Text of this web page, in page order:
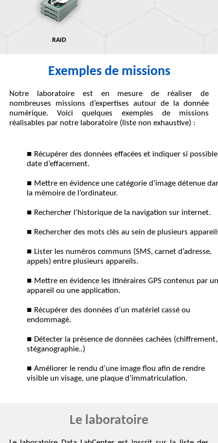
RAID
Exemples de missions
Notre laboratoire est en mesure de réaliser de
nombreuses missions d’expertises autour de la donnée
numérique. Voici quelques exemples de missions
réalisables par notre laboratoire (liste non exhaustive) :
Récupérer des données effacées et indiquer si
date d’effacement.
Mettre en évidence une catégorie d’image détenue
la mémoire de l’ordinateur.
Rechercher l’historique de la navigation sur internet.
Rechercher des mots clés au sein de plusieurs
Lister les numéros communs (SMS, carnet d’adresse,
appels) entre plusieurs appareils.
Mettre en évidence les itinéraires GPS contenus par un
appareil ou une application.
Récupérer des données d’un matériel cassé ou
endommagé.
Détecter la présence de données cachées (chiffrement,
stéganographie..)
Améliorer le rendu d’une image flou afin de rendre
visible un visage, une plaque d’immatriculation.
Le laboratoire